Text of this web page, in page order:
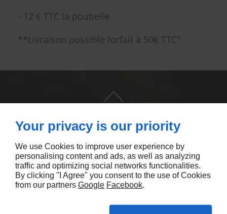
- 12 € TTC la poubelle
**Livraison possible forfait à 50€ TTC"
NOUS CONTACTER
Your privacy is our priority
We use Cookies to improve user experience by
personalising content and ads, as well as analyzing
traffic and optimizing social networks functionalities.
By clicking "I Agree" you consent to the use of Cookies
from our partners Google Facebook.